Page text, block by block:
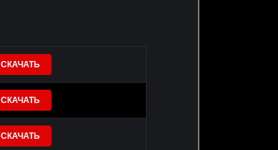
СКАЧАТЬ
СКАЧАТЬ
СКАЧАТЬ